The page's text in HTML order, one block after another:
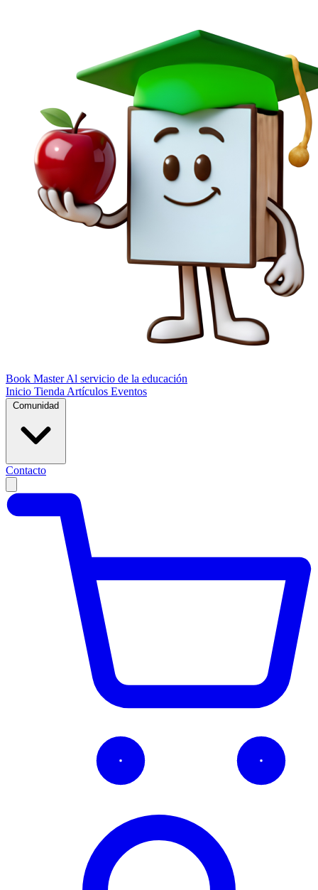
Book Master Al servicio de la educación
Inicio Tienda Artículos Eventos
Comunidad
Contacto